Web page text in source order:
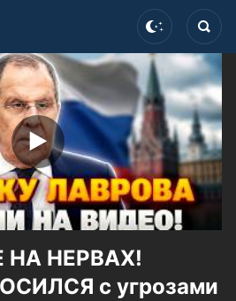
НА НЕРВАХ!
с угрозами